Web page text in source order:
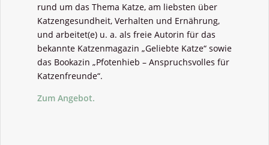
rund um das Thema Katze, am liebsten über
Katzengesundheit, Verhalten und Ernährung,
und arbeitet(e) u. a. als freie Autorin für das
bekannte Katzenmagazin „Geliebte Katze“ sowie
das Bookazin „Pfotenhieb – Anspruchsvolles für
Katzenfreunde“.
Zum Angebot.